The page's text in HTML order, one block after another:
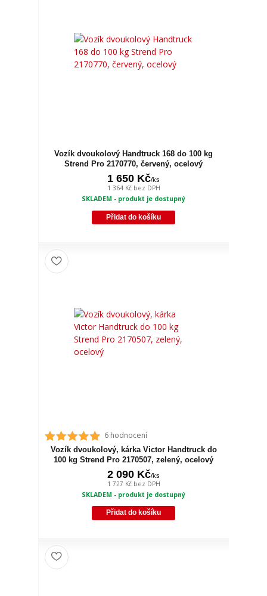
Vozík dvoukolový Handtruck 168 do 100 kg
Strend Pro 2170770, červený, ocelový
1 650 Kč/ks
1 364 Kč bez DPH
SKLADEM - produkt je dostupný
Přidat do košíku
6 hodnocení
Vozík dvoukolový, kárka Victor Handtruck do
100 kg Strend Pro 2170507, zelený, ocelový
2 090 Kč/ks
1 727 Kč bez DPH
SKLADEM - produkt je dostupný
Přidat do košíku